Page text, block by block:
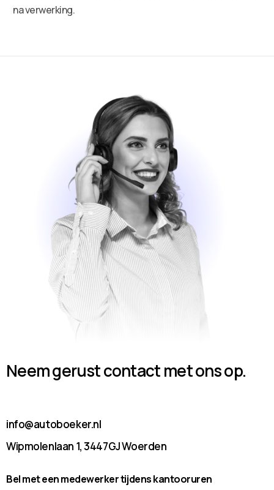
na verwerking.
Neem gerust contact met ons op.
info@autoboeker.nl
Wipmolenlaan 1, 3447GJ Woerden
Bel met een medewerker tijdens kantooruren